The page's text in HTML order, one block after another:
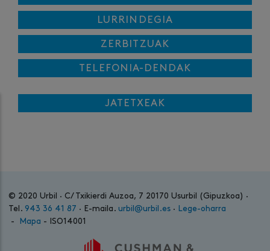
LURRINDEGIA
ZERBITZUAK
TELEFONIA-DENDAK
JATETXEAK
© 2020 Urbil · C/ Txikierdi Auzoa, 7 20170 Usurbil (Gipuzkoa) ·
Tel. 943 36 41 87 · E-maila. urbil@urbil.es ·
Lege-oharra
-
Mapa - ISO14001